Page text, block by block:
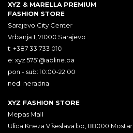
XYZ & MARELLA PREMIUM
FASHION STORE
Sarajevo City Center
Vrbanja 1, 71000 Sarajevo
t: +387 33 733 010
e: xyz.5751@abline.ba
pon - sub: 10:00-22:00
ned: neradna
XYZ FASHION STORE
Mepas Mall
Ulica Kneza Višeslava bb, 88000 Mostar